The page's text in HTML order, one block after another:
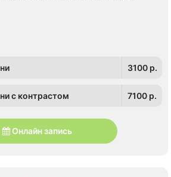
3100 p.
с контрастом 7100 p.
Онлайн запись